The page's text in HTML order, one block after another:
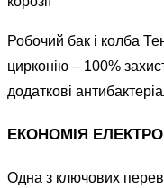
Робочий бак і колба
цирконію – 100% захист
додаткові
ЕКОНОМІЯ
Одна з ключових